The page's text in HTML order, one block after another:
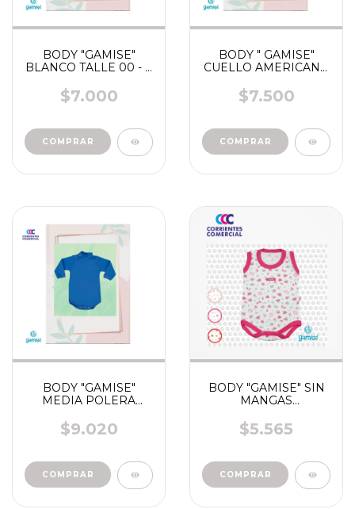
BODY "GAMISE"
BLANCO TALLE 00 - 7
$7.000
COMPRAR
BODY " GAMISE"
CUELLO AMERICANO
0 - 4 ART 642
$7.500
COMPRAR
BODY "GAMISE"
MEDIA POLERA
TALLE 0-6 ART 770-
771
$9.020
COMPRAR
BODY "GAMISE" SIN
MANGAS
RAYADO VARON
NENA ART 34 - 52 - 54
5052 - 7852 - 2764 -
9803
$5.565
COMPRAR